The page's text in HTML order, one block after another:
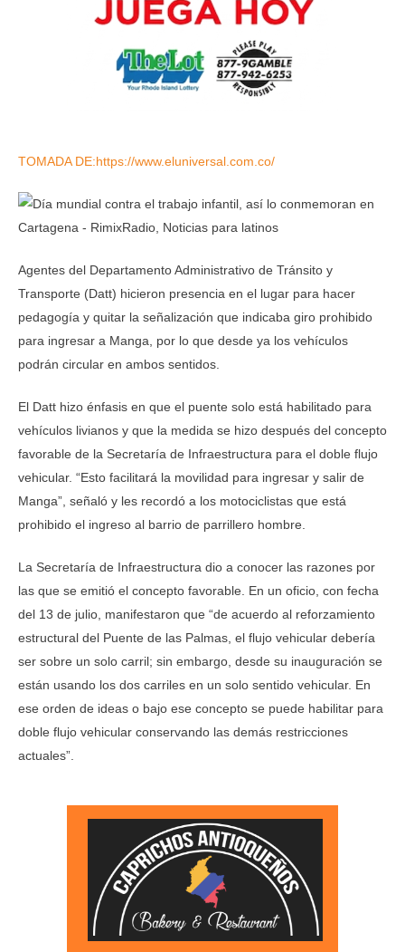
TOMADA DE:https://www.eluniversal.com.co/
Agentes del Departamento Administrativo de Tránsito y
Transporte (Datt) hicieron presencia en el lugar para hacer
pedagogía y quitar la señalización que indicaba giro prohibido
para ingresar a Manga, por lo que desde ya los vehículos
podrán circular en ambos sentidos.
El Datt hizo énfasis en que el puente solo está habilitado para
vehículos livianos y que la medida se hizo después del concepto
favorable de la Secretaría de Infraestructura para el doble flujo
vehicular. “Esto facilitará la movilidad para ingresar y salir de
Manga”, señaló y les recordó a los motociclistas que está
prohibido el ingreso al barrio de parrillero hombre.
La Secretaría de Infraestructura dio a conocer las razones por
las que se emitió el concepto favorable. En un oficio, con fecha
del 13 de julio, manifestaron que “de acuerdo al reforzamiento
estructural del Puente de las Palmas, el flujo vehicular debería
ser sobre un solo carril; sin embargo, desde su inauguración se
están usando los dos carriles en un solo sentido vehicular. En
ese orden de ideas o bajo ese concepto se puede habilitar para
doble flujo vehicular conservando las demás restricciones
actuales”.